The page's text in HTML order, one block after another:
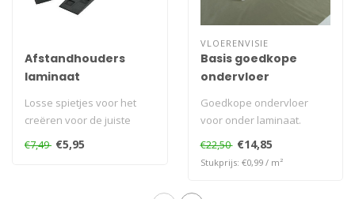
Afstandhouders
laminaat
Losse spietjes voor het
creëren voor de juiste
afstand tijdens het
installeren ..
€7,49 €5,95
VLOERENVISIE
Basis goedkope
ondervloer
Goedkope ondervloer
voor onder laminaat.
€22,50 €14,85
Stukprijs: €0,99 / m²